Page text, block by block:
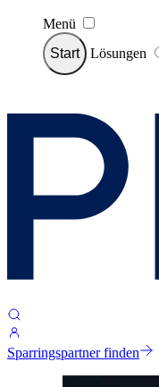
Menü
Start
Lösungen
Sparringspartner finden